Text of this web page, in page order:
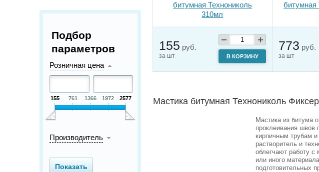
Подбор
параметров
Розничная цена
155 761 1366 1972 2577
Производитель
битумная Технониколь
310мл
155 руб.
за шт В КОРЗИНУ
битумная
773 руб.
за шт
Мастика битумная Технониколь
Мастика из битума
проклеивания швов
кирпичным трубам
растворитель и
облегчают работу с
или иного
подготовительных